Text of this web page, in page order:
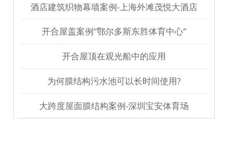
酒店建筑织物幕墙案例-上海外滩茂悦大酒店
开合屋盖案例“鄂尔多斯东胜体育中心”
开合屋顶在观光船中的应用
为何膜结构污水池可以长时间使用?
大跨度屋面膜结构案例-深圳宝安体育场